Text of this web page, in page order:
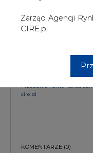
Zarząd Agencji
CIRE.pl
cire.pl
KOMENTARZE (0)